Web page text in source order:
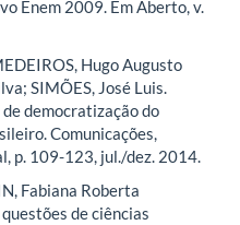
Enem 2009. Em Aberto, v.
Hugo Augusto
SIMÕES, José Luis.
democratização do
Comunicações,
p. 109-123, jul./dez. 2014.
Fabiana Roberta
de ciências